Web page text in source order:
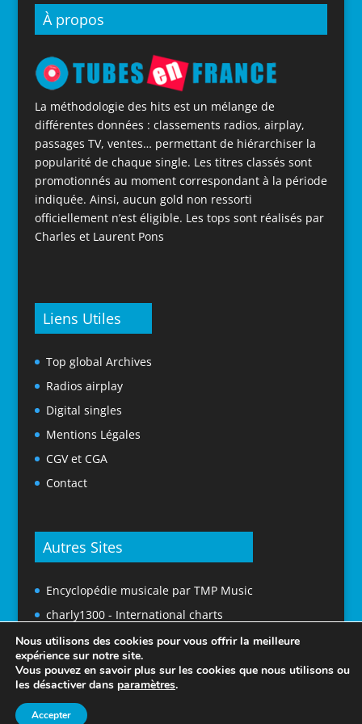
À propos
La méthodologie des hits est un mélange de
différentes données : classements radios, airplay,
passages TV, ventes… permettant de hiérarchiser la
popularité de chaque single. Les titres classés sont
promotionnés au moment correspondant à la période
indiquée. Ainsi, aucun gold non ressorti
officiellement n’est éligible. Les tops sont réalisés par
Charles et Laurent Pons
Liens Utiles
Top global Archives
Radios airplay
Digital singles
Mentions Légales
CGV et CGA
Contact
Autres Sites
Encyclopédie musicale par TMP Music
charly1300 - International charts
© 2025 Tubes En France. Tous droits réservés.
Nous utilisons des cookies pour vous offrir la meilleure
expérience sur notre site.
Vous pouvez en savoir plus sur les cookies que nous utilisons ou
les désactiver dans paramètres.
Accepter